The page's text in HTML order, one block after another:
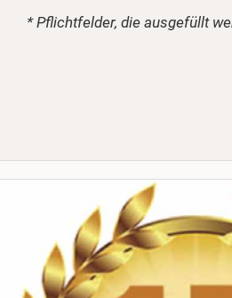
* Pflichtfelder, die ausgefüllt